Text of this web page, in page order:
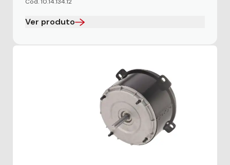
Cod. 10.14.134.12
Ver produto